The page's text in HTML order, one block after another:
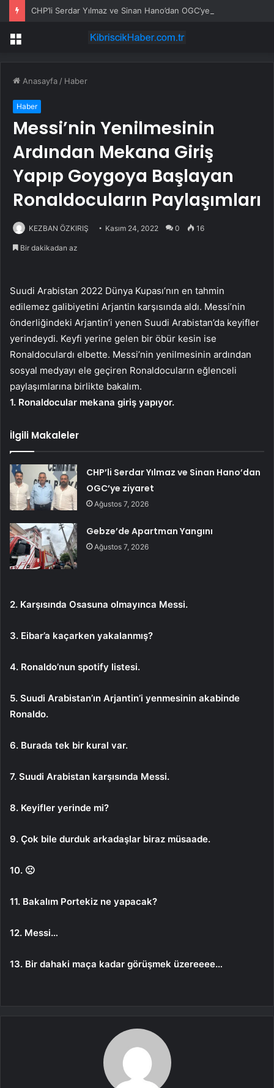
CHP’li Serdar Yılmaz ve Sinan Hano’dan OGC’ye ziyaret
Menü
Anasayfa / Haber
Haber
Messi’nin Yenilmesinin
Ardından Mekana Giriş
Yapıp Goygoya Başlayan
Ronaldocuların Paylaşımları
KEZBAN ÖZKIRIŞ Kasım 24, 2022 0 16
Bir dakikadan az
Suudi Arabistan 2022 Dünya Kupası’nın en tahmin
edilemez galibiyetini Arjantin karşısında aldı. Messi’nin
önderliğindeki Arjantin’i yenen Suudi Arabistan’da keyifler
yerindeydi. Keyfi yerine gelen bir öbür kesin ise
Ronaldoculardı elbette. Messi’nin yenilmesinin ardından
sosyal medyayı ele geçiren Ronaldocuların eğlenceli
paylaşımlarına birlikte bakalım.
1. Ronaldocular mekana giriş yapıyor.
İlgili Makaleler
CHP’li Serdar Yılmaz ve Sinan Hano’dan
OGC’ye ziyaret
Ağustos 7, 2026
Gebze’de Apartman Yangını
Ağustos 7, 2026
2. Karşısında Osasuna olmayınca Messi.
3. Eibar’a kaçarken yakalanmış?
4. Ronaldo’nun spotify listesi.
5. Suudi Arabistan’ın Arjantin’i yenmesinin akabinde
Ronaldo.
6. Burada tek bir kural var.
7. Suudi Arabistan karşısında Messi.
8. Keyifler yerinde mi?
9. Çok bile durduk arkadaşlar biraz müsaade.
10. 🙁
11. Bakalım Portekiz ne yapacak?
12. Messi…
13. Bir dahaki maça kadar görüşmek üzereeee…